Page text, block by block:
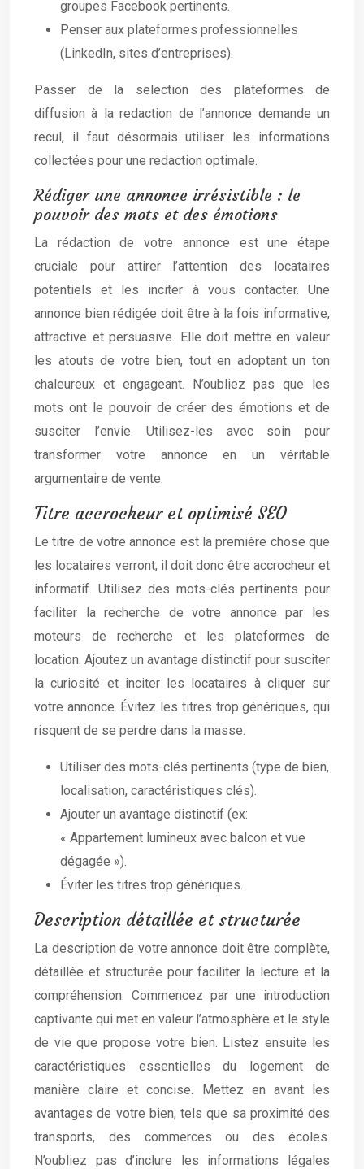
groupes Facebook pertinents.
Penser aux plateformes professionnelles
(LinkedIn, sites d’entreprises).
Passer de la selection des plateformes de
diffusion à la redaction de l’annonce demande un
recul, il faut désormais utiliser les informations
collectées pour une redaction optimale.
Rédiger une annonce irrésistible : le
pouvoir des mots et des émotions
La rédaction de votre annonce est une étape
cruciale pour attirer l’attention des locataires
potentiels et les inciter à vous contacter. Une
annonce bien rédigée doit être à la fois informative,
attractive et persuasive. Elle doit mettre en valeur
les atouts de votre bien, tout en adoptant un ton
chaleureux et engageant. N’oubliez pas que les
mots ont le pouvoir de créer des émotions et de
susciter l’envie. Utilisez-les avec soin pour
transformer votre annonce en un véritable
argumentaire de vente.
Titre accrocheur et optimisé SEO
Le titre de votre annonce est la première chose que
les locataires verront, il doit donc être accrocheur et
informatif. Utilisez des mots-clés pertinents pour
faciliter la recherche de votre annonce par les
moteurs de recherche et les plateformes de
location. Ajoutez un avantage distinctif pour susciter
la curiosité et inciter les locataires à cliquer sur
votre annonce. Évitez les titres trop génériques, qui
risquent de se perdre dans la masse.
Utiliser des mots-clés pertinents (type de bien,
localisation, caractéristiques clés).
Ajouter un avantage distinctif (ex:
« Appartement lumineux avec balcon et vue
dégagée »).
Éviter les titres trop génériques.
Description détaillée et structurée
La description de votre annonce doit être complète,
détaillée et structurée pour faciliter la lecture et la
compréhension. Commencez par une introduction
captivante qui met en valeur l’atmosphère et le style
de vie que propose votre bien. Listez ensuite les
caractéristiques essentielles du logement de
manière claire et concise. Mettez en avant les
avantages de votre bien, tels que sa proximité des
transports, des commerces ou des écoles.
N’oubliez pas d’inclure les informations légales